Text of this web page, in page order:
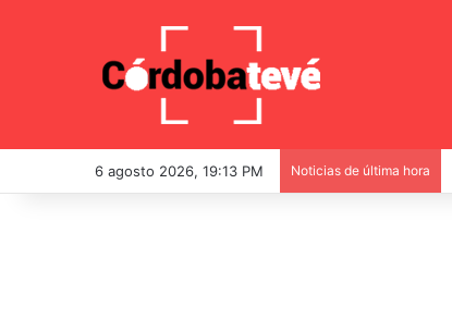
6 agosto 2026, 19:13 PM Noticias de última hora